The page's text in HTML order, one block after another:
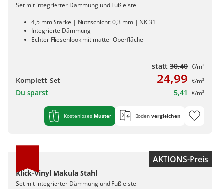
Set mit integrierter Dämmung und Fußleiste
4,5 mm Stärke | Nutzschicht: 0,3 mm | NK 31
Integrierte Dämmung
Echter Fliesenlook mit matter Oberfläche
statt 30,40 €/m²
Komplett-Set 24,99 €/m²
Du sparst 5,41 €/m²
Kostenloses Muster Boden vergleichen
AKTIONS-Preis
Klick-Vinyl Makula Stahl
Set mit integrierter Dämmung und Fußleiste